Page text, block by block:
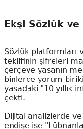
Ekşi Sözlük
Sözlük platformları
teklifinin şifreleri
çerçeve yasanın
binlerce yorum
yasadaki "10 yıllık
çekti.
Dijital analizlerde
endişe ise